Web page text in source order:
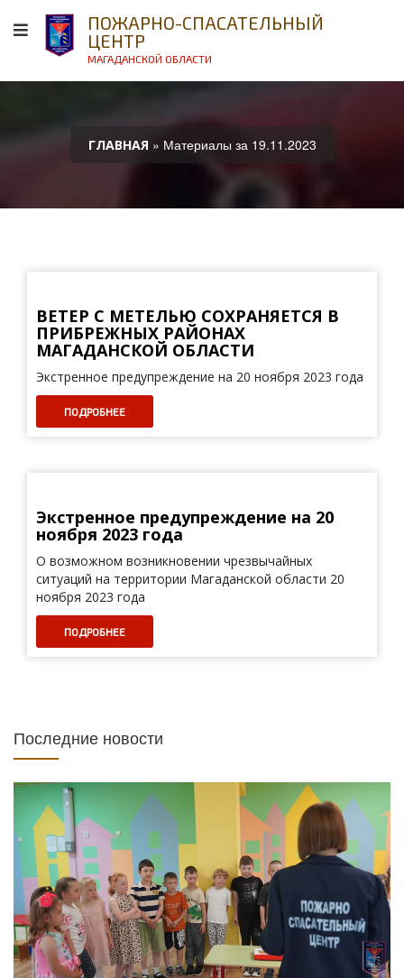
ПОЖАРНО-СПАСАТЕЛЬНЫЙ
ЦЕНТР
МАГАДАНСКОЙ ОБЛАСТИ
ГЛАВНАЯ » Материалы за 19.11.2023
ВЕТЕР С МЕТЕЛЬЮ СОХРАНЯЕТСЯ В
ПРИБРЕЖНЫХ РАЙОНАХ
МАГАДАНСКОЙ ОБЛАСТИ
Экстренное предупреждение на 20 ноября 2023 года
ПОДРОБНЕЕ
Экстренное предупреждение на 20
ноября 2023 года
О возможном возникновении чрезвычайных
ситуаций на территории Магаданской области 20
ноября 2023 года
ПОДРОБНЕЕ
Последние новости